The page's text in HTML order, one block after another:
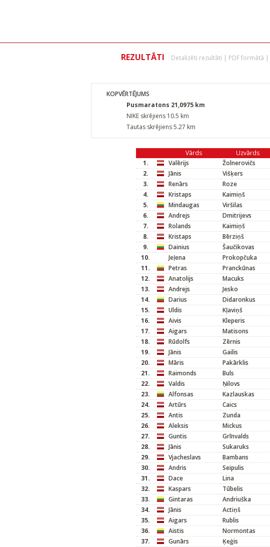
REZULTĀTI Detalizēti rezultāti | PDF formātā |
KOPVĒRTĒJUMS
Pusmaratons 21,0975 km
NIKE skrējiens 10.5 km
Tautas skrējiens 5.27 km
Vārds Uzvārds
1.
Valērijs Žolnerovičs
2.
Jānis Višķers
3.
Renārs Roze
4.
Kristaps Kaimiņš
5.
Mindaugas Viršilas
6.
Andrejs Dmitrijevs
7.
Rolands Kaimiņš
8.
Kristaps Bērziņš
9.
Dainius Šaučikovas
10.
Jeļena Prokopčuka
11.
Petras Pranckūnas
12.
Anatolijs Macuks
13.
Andrejs Jesko
14.
Darius Didaronkus
15.
Uldis Kļaviņš
16.
Aivis Kleperis
17.
Aigars Matisons
18.
Rūdolfs Zērnis
19.
Jānis Gailis
20.
Māris Pakārklis
21.
Raimonds Buls
22.
Valdis Ņilovs
23.
Alfonsas Kazlauskas
24.
Artūrs Caics
25.
Antis Zunda
26.
Aleksis Mickus
27.
Guntis Grīnvalds
28.
Jānis Sukaruks
29.
Vjacheslavs Bambans
30.
Andris Seipulis
31.
Dace Lina
32.
Kaspars Tūbelis
33.
Gintaras Andriuška
34.
Jānis Actiņš
35.
Aigars Rublis
36.
Aistis Normontas
37.
Gunārs Ķeģis